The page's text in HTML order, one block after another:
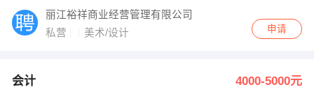
其他
超市零售
丽江裕祥商业经营管理有限公司
私营
美术/设计 申请
会计 4000-5000元